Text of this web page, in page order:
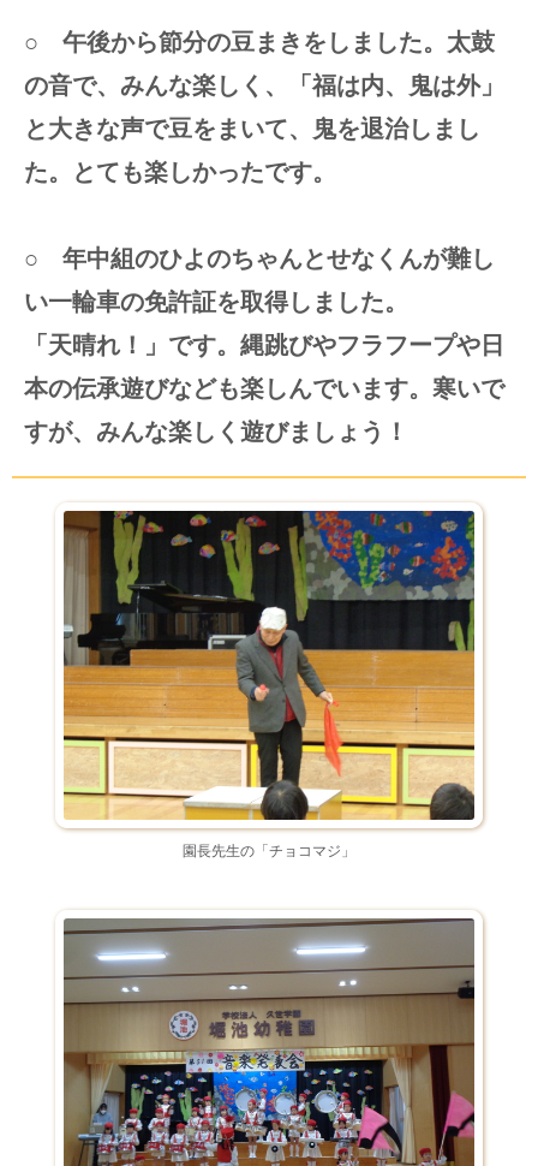
○ 午後から節分の豆まきをしました。太鼓
の音で、みんな楽しく、「福は内、鬼は外」
と大きな声で豆をまいて、鬼を退治しまし
た。とても楽しかったです。
○ 年中組のひよのちゃんとせなくんが難し
い一輪車の免許証を取得しました。
「天晴れ！」です。縄跳びやフラフープや日
本の伝承遊びなども楽しんでいます。 寒いで
すが、みんな楽しく遊びましょう！
園長先生の「チョコマジ」